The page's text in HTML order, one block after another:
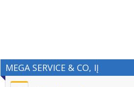
MEGA SERVICE & CO, IĮ